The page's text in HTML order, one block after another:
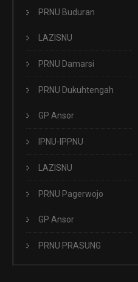
PRNU Buduran
LAZISNU
PRNU Damarsi
PRNU Dukuhtengah
GP Ansor
IPNU-IPPNU
LAZISNU
PRNU Pagerwojo
GP Ansor
PRNU PRASUNG